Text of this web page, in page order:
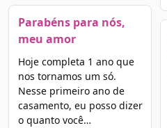
Parabéns para nós,
meu amor
Hoje completa 1 ano que
nos tornamos um só.
Nesse primeiro ano de
casamento, eu posso dizer
o quanto você…